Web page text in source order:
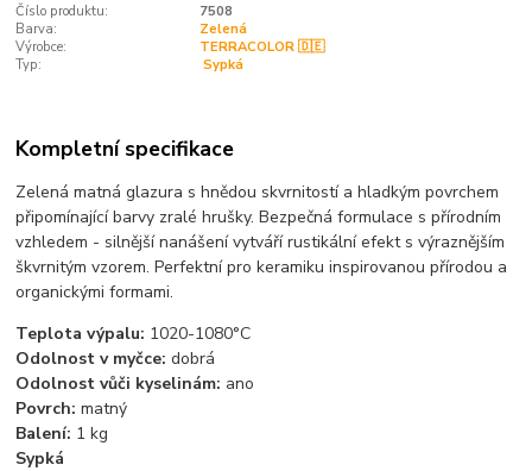
Číslo produktu:
7508
Barva:
Zelená
Výrobce:
TERRACOLOR 🇩🇪
Typ:
‎ Sypká
Kompletní specifikace
Zelená matná glazura s hnědou skvrnitostí a hladkým povrchem
připomínající barvy zralé hrušky. Bezpečná formulace s přírodním
vzhledem - silnější nanášení vytváří rustikální efekt s výraznějším
škvrnitým vzorem. Perfektní pro keramiku inspirovanou přírodou a
organickými formami.
Teplota výpalu: 1020-1080°C
Odolnost v myčce: dobrá
Odolnost vůči kyselinám: ano
Povrch: matný
Balení: 1 kg
Sypká